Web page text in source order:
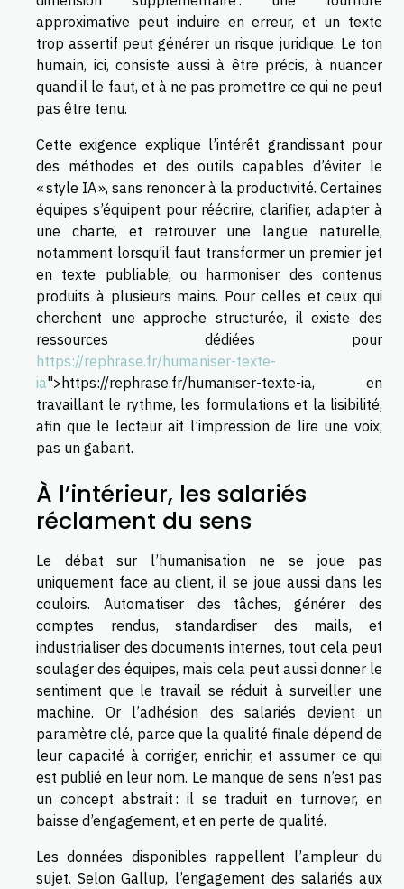
approximative peut induire en erreur, et un texte
trop assertif peut générer un risque juridique. Le ton
humain, ici, consiste aussi à être précis, à nuancer
quand il le faut, et à ne pas promettre ce qui ne peut
pas être tenu.
Cette exigence explique l’intérêt grandissant pour
des méthodes et des outils capables d’éviter le
« style IA », sans renoncer à la productivité. Certaines
équipes s’équipent pour réécrire, clarifier, adapter à
une charte, et retrouver une langue naturelle,
notamment lorsqu’il faut transformer un premier jet
en texte publiable, ou harmoniser des contenus
produits à plusieurs mains. Pour celles et ceux qui
cherchent une approche structurée, il existe des
ressources dédiées pour
https://rephrase.fr/humaniser-texte-
ia">https://rephrase.fr/humaniser-texte-ia, en
travaillant le rythme, les formulations et la lisibilité,
afin que le lecteur ait l’impression de lire une voix,
pas un gabarit.
À l’intérieur, les salariés
réclament du sens
Le débat sur l’humanisation ne se joue pas
uniquement face au client, il se joue aussi dans les
couloirs. Automatiser des tâches, générer des
comptes rendus, standardiser des mails, et
industrialiser des documents internes, tout cela peut
soulager des équipes, mais cela peut aussi donner le
sentiment que le travail se réduit à surveiller une
machine. Or l’adhésion des salariés devient un
paramètre clé, parce que la qualité finale dépend de
leur capacité à corriger, enrichir, et assumer ce qui
est publié en leur nom. Le manque de sens n’est pas
un concept abstrait : il se traduit en turnover, en
baisse d’engagement, et en perte de qualité.
Les données disponibles rappellent l’ampleur du
sujet. Selon Gallup, l’engagement des salariés aux